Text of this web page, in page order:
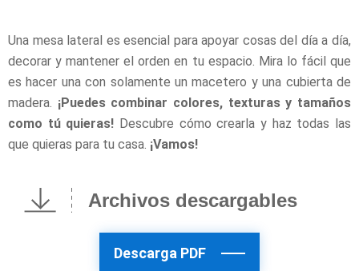
Una mesa lateral es esencial para apoyar cosas del día a día,
decorar y mantener el orden en tu espacio. Mira lo fácil que
es hacer una con solamente un macetero y una cubierta de
madera. ¡Puedes combinar colores, texturas y tamaños
como tú quieras! Descubre cómo crearla y haz todas las
que quieras para tu casa. ¡Vamos!
Archivos descargables
Descarga PDF